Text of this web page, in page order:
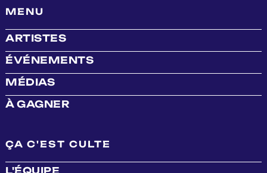
MENU
ARTISTES
ÉVÉNEMENTS
MÉDIAS
À GAGNER
ÇA C'EST CULTE
L'ÉQUIPE